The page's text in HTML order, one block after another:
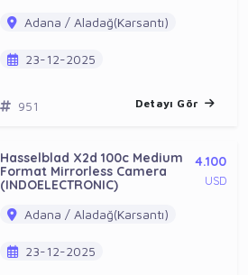
Adana / Aladağ(Karsantı)
23-12-2025
951 Detayı Gör
Hasselblad X2d 100c Medium
Format Mirrorless Camera
(INDOELECTRONIC)
4.100
USD
Adana / Aladağ(Karsantı)
23-12-2025